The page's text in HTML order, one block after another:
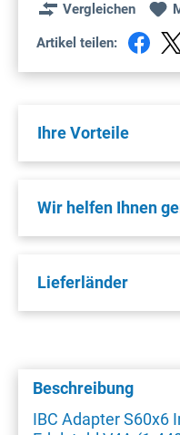
Vergleichen
Artikel teilen:
Ihre Vorteile
Wir helfen Ihnen
Lieferländer
Beschreibung
IBC Adapter S60x6